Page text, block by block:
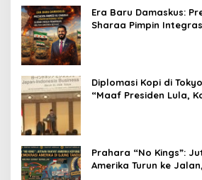
Era Baru Damaskus:
Sharaa Pimpin
Diplomasi Kopi di
“Maaf Presiden Lula,
Prahara “No Kings”:
Amerika Turun ke